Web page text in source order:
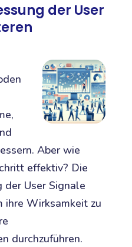
der User
Aber wie
effektiv? Die
User Signale
ihre Wirksamkeit zu
durchzuführen.